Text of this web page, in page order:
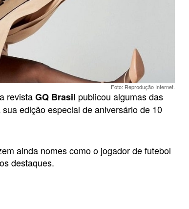
Foto: Reprodução Internet.
revistaGQ Brasil publicou algumas das
edição especial de aniversário de 10
ainda nomes como o jogador de futebol
destaques.